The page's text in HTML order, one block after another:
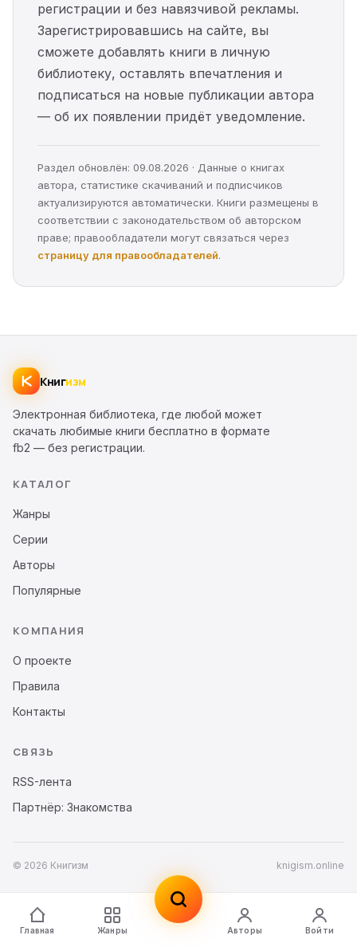
регистрации и без навязчивой рекламы.
Зарегистрировавшись на сайте, вы
сможете добавлять книги в личную
библиотеку, оставлять впечатления и
подписаться на новые публикации автора
— об их появлении придёт уведомление.
Раздел обновлён: 09.08.2026 · Данные о книгах
автора, статистике скачиваний и подписчиков
актуализируются автоматически. Книги размещены в
соответствии с законодательством об авторском
праве; правообладатели могут связаться через
страницу для правообладателей.
Главная Жанры Авторы Войти
Книгизм
Электронная библиотека, где любой может
скачать любимые книги бесплатно в формате
fb2 — без регистрации.
КАТАЛОГ
Жанры
Серии
Авторы
Популярные
КОМПАНИЯ
О проекте
Правила
Контакты
СВЯЗЬ
RSS-лента
Партнёр: Знакомства
© 2026 Книгизм knigism.online